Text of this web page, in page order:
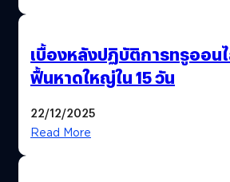
เบื้องหลังปฏิบัติการทรูออน
ฟื้นหาดใหญ่ใน 15 วัน
22/12/2025
Read More